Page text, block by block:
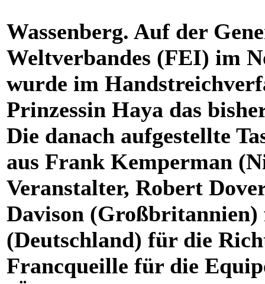
Wassenberg. Auf der
Weltverbandes (FEI) im
wurde im
Prinzessin Haya das
Die danach aufgestellte
aus Frank Kemperman
Veranstalter, Robert
Davison
(Deutschland) für die
Francqueille für die